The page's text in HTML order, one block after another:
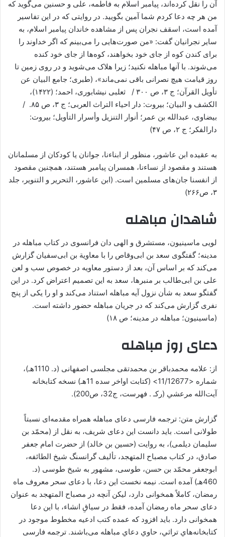
آن را نقل کرده‌اند، پیامبر اسلام به فاطمه، علی و حسنین می‌گوید که
من هر چه دعا کردم شما آمین بگویید. در روایتی که در این تفاسیر
آمده‌ است، اسقف نجران پس از مشاهده خاندان پیامبر اسلام، به
سایر نجرانیان گفت: «من صورت‌هایی را می‌بینم که اگر خداوند را
برای کندن کوه از جای خود بخواهند، کوه‌ها از جای خود کنده
می‌شوند. با آنها مباهله نکنید؛ زیرا هلاک می‌شوید و در روی زمین تا
روز قیامت هیچ نصرانی باقی نمی‌ماند»، (طبری؛ جامع البیان عن
تأویل القرآن؛ ج ۳، ص ۳۰۰ / ثعلبی نیشابوری، احمد؛ (۱۴۲۲)،
الکشف و البیان؛ بیروت: دار احیاء التراث العربی؛ ج ۳، ص ۸۵. /
بیضاوی، عبدالله بن عمر؛ أنوار التنزیل وأسرار التأویل؛ بیروت:
دارالفکر؛ ج ۲، ص ۴۷)
به عقیده ابن عاشور، منظور از ابناءنا، جوانان یا کودکان از مسلمانان
هستند و مقصود از نساءنا، همسران پیامبر هستند، همچنین مقصود
از انفسنا جان‌های مسلمین است. (ابن عاشور، التحریر و التنویر، جلد
۳، ص۲۶۶)
شاهدان مباهله
لویی ماسینیون، مستشرق و الهی دان فرانسوی در کتاب مباهله در
مدینه؛ گفتگوی سعد بن ابی‌وقاص را با معاویة بن ابی‌سفیان گزارش
می‌کند که بر اساس آن، بعد از دستور معاویه در خصوص سب و لعن
علی بن ابی‌طالب بر منبرها، سعد به این تصمیم اعتراض کرد. در این
گفتگو سعد به شأن نزول آیه مباهله استناد می‌کند و او را یکی از پنج
نفری گزارش می‌کند که در جریان مباهله حضور داشته ‌است.
(ماسینیون؛ مباهله در مدینه؛ ص ۱۸)
دعای روز مباهله
از: علامه محمدباقر بن محمدتقی مجلسی اصفهانی (د. 1110هـ)،
شماره <11/12677> (کتابت اواخر سده 11هـ) نسخه کتابخانه
آيت‌الله مرعشي (رکـ . فهرست، ج32، ص200).
گزارش متن: ترجمه فارسی دعای مباهله همراه مقدمه‌ای نسبتاً
طولانی است. بايد دانست اين دعای شریف، به نقل از (محمّد بن
سليمان دیلمی)، به روایت (حسين بن خالد) از حضرت امام جعفر
صادق، در کتاب مصباح المتهجد، تألیف گرانسنگ شيخ الطائفه،
ابوجعفر محمّد بن حسن، طوسی، مشهور به شيخ طوسی (د.
460هـ) آمده است. نيمه نخست اين دعا، با دعای سحر معروف ماه
رمضان، کاملاً همخوانی دارد، ليکن آنچه در مصباح المتهجد به عنوان
دعای سحر ماه رمضان آمده، فقط در سياقِ انشاء، با اين دعا
همخوانی دارد. بايد افزود که عمده کتب ادعیه مخطوط موجود در
کتابخانه‌هاي تراثي، حاوي دعاي مباهله می‌باشند. ترجمه فارسی